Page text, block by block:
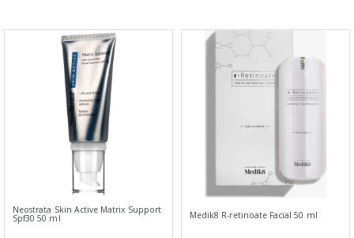
Neostrata Skin Active Matrix Support
Spf30 50 ml Medik8 R-retinoate Facial 50 ml